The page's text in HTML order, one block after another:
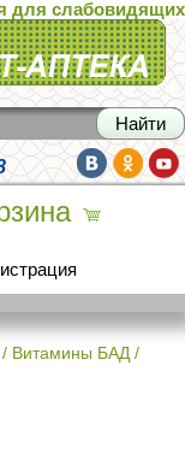
для слабовидящих
/ Витамины БАД /